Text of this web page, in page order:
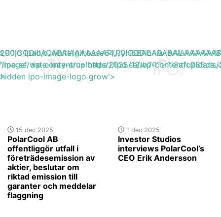
wp-content/uploads/2025/12/
15 dec 2025
PolarCool AB
offentliggör utfall i
företrädesemission av
aktier, beslutar om
riktad emission till
garanter och meddelar
flaggning
data-lazy-src='https://ipo.se/wp-content/
ipo-image-logo grow'>
1 dec 2025
Investor Studios
interviews PolarCool’s
CEO Erik Andersson